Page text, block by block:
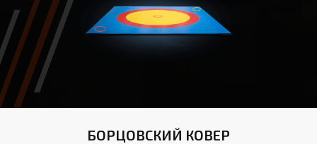
БОРЦОВСКИЙ КОВЕР